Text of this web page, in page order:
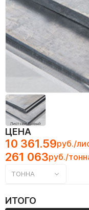
ЦЕНА
10 361.59руб./
261 063руб./
ТОННА
ИТОГО